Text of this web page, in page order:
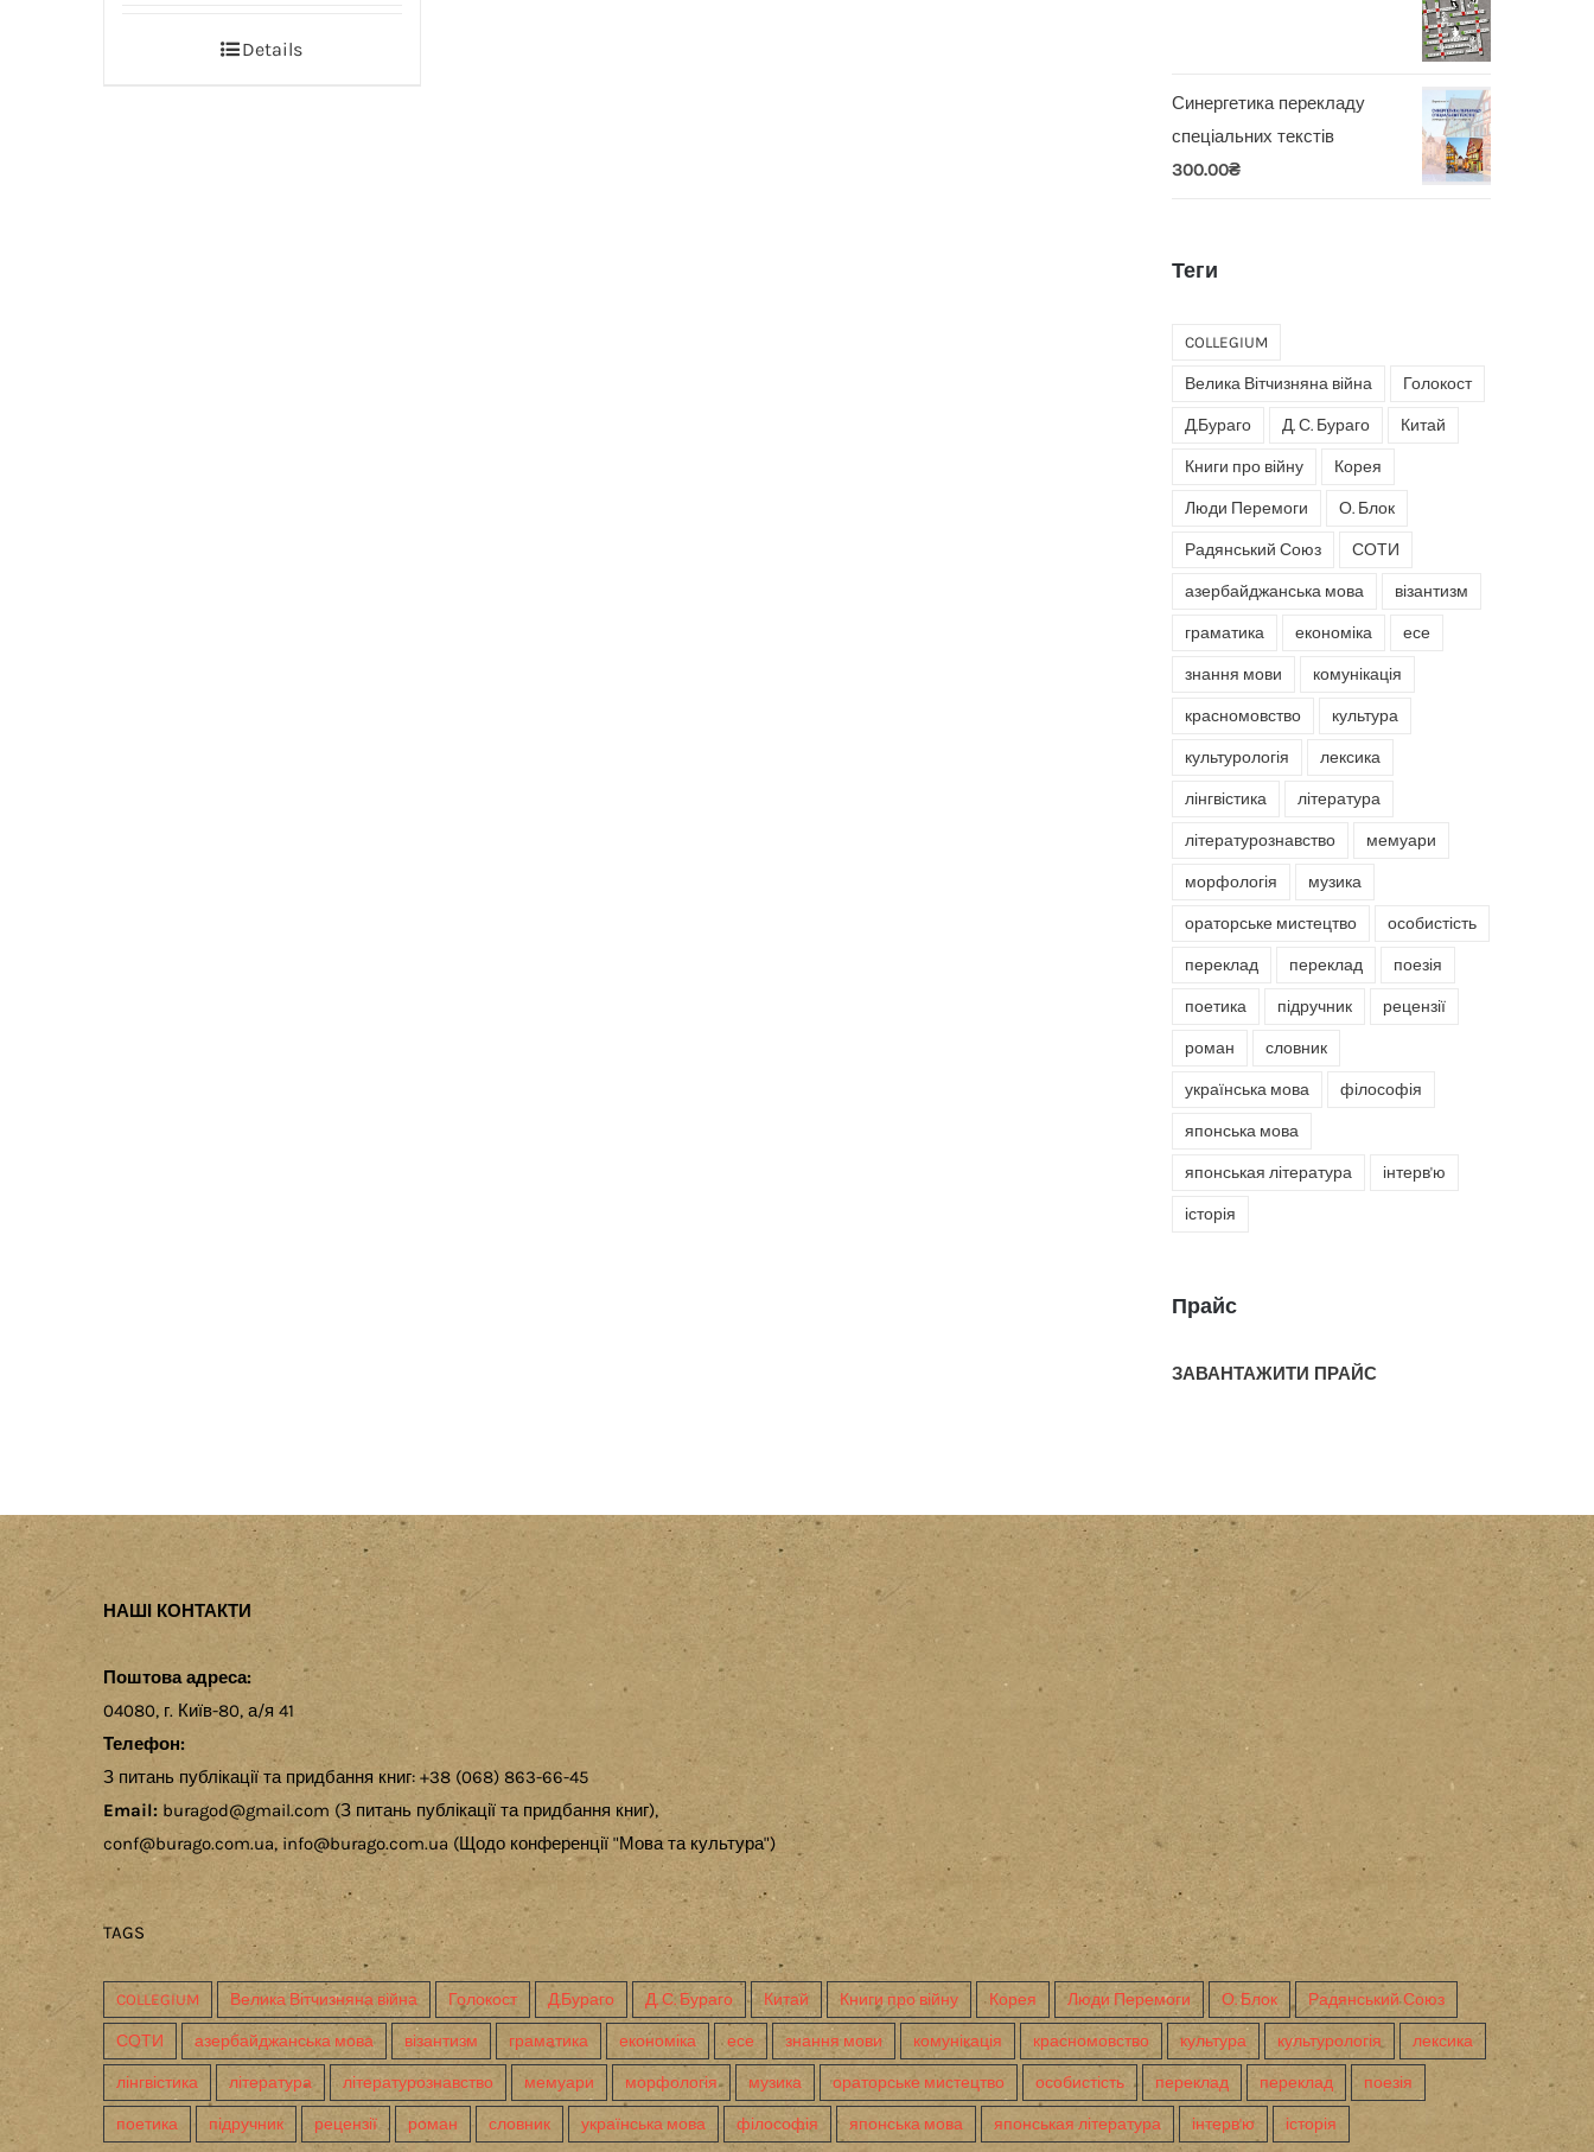
Details
Синергетика перекладу
спеціальних текстів
300.00₴
Теги
COLLEGIUM
Велика Вітчизняна війна Голокост
Д.Бураго Д. С. Бураго Китай
Книги про війну Корея
Люди Перемоги О. Блок
Радянський Союз СОТИ
азербайджанська мова візантизм
граматика економіка есе
знання мови комунікація
красномовство культура
культурологія лексика
лінгвістика література
літературознавство мемуари
морфологія музика
ораторське мистецтво особистість
переклад переклад поезія
поетика підручник рецензії
роман словник
українська мова філософія
японська мова
японськая література інтерв'ю
історія
Прайс
ЗАВАНТАЖИТИ ПРАЙС
НАШІ КОНТАКТИ
Поштова адреса:
04080, г. Київ-80, а/я 41
Телефон:
З питань публікації та придбання книг: +38 (068) 863-66-45
Email: buragod@gmail.com (З питань публікації та придбання книг),
conf@burago.com.ua, info@burago.com.ua (Щодо конференції "Мова та культура")
TAGS
COLLEGIUM Велика Вітчизняна війна Голокост Д.Бураго Д. С. Бураго Китай Книги про війну Корея Люди Перемоги О. Блок Радянський Союз
СОТИ азербайджанська мова візантизм граматика економіка есе знання мови комунікація красномовство культура культурологія лексика
лінгвістика література літературознавство мемуари морфологія музика ораторське мистецтво особистість переклад переклад поезія
поетика підручник рецензії роман словник українська мова філософія японська мова японськая література інтерв'ю історія